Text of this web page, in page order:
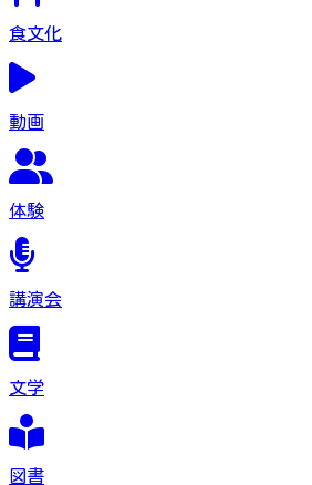
食文化
動画
体験
講演会
文学
図書